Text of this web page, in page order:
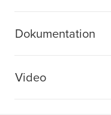
Dokumentation
Video